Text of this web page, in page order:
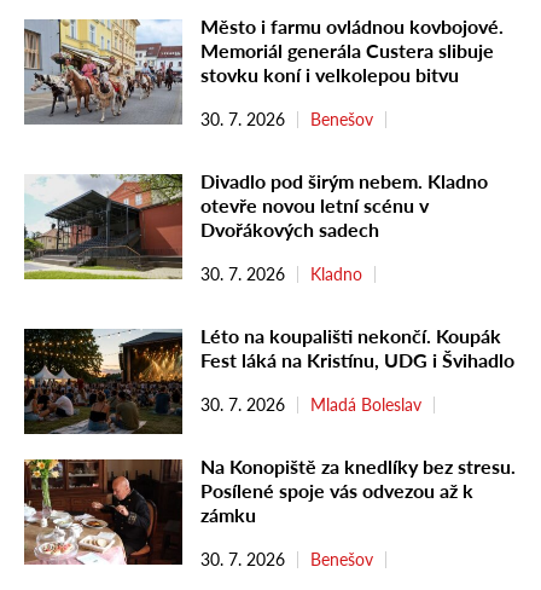
Město i farmu ovládnou kovbojové.
Memoriál generála Custera slibuje
stovku koní i velkolepou bitvu
30. 7. 2026 Benešov
Divadlo pod širým nebem. Kladno
otevře novou letní scénu v
Dvořákových sadech
30. 7. 2026 Kladno
Léto na koupališti nekončí. Koupák
Fest láká na Kristínu, UDG i Švihadlo
30. 7. 2026 Mladá Boleslav
Na Konopiště za knedlíky bez stresu.
Posílené spoje vás odvezou až k
zámku
30. 7. 2026 Benešov